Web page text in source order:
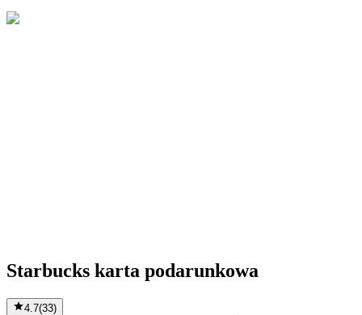
Starbucks karta podarunkowa
4.7(33)